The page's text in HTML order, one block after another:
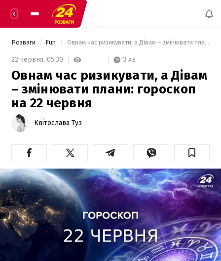
Розваги Fun Овнам час ризикувати, а Дівам – змінювати плани: гороскоп на 22 червня
22 червня, 05:30 3 хв
Овнам час ризикувати, а Дівам
– змінювати плани: гороскоп
на 22 червня
Квітослава Туз